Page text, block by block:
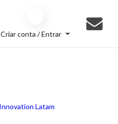
Criar conta / Entrar